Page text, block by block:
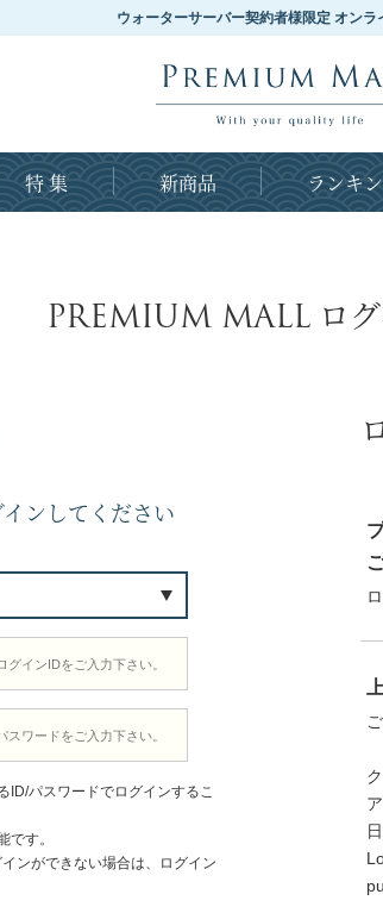
ウォーターサーバー契約者様限定 オンラ
特 集 新商品 ランキ
PREMIUM MALLログ
ンしてください
パスワードでログインするこ
です。
ンができない場合は、ログイン